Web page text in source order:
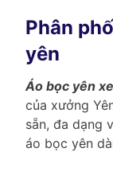
Phân
yên
Áo bọc yên
của xưởng
sẵn, đa dạng
áo bọc yên